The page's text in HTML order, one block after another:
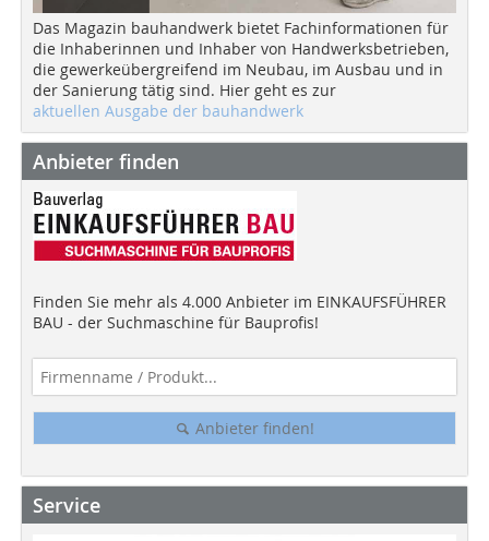
Das Magazin bauhandwerk bietet Fachinformationen für
die Inhaberinnen und Inhaber von Handwerksbetrieben,
die gewerkeübergreifend im Neubau, im Ausbau und in
der Sanierung tätig sind. Hier geht es zur
aktuellen Ausgabe der bauhandwerk
Anbieter finden
Finden Sie mehr als 4.000 Anbieter im EINKAUFSFÜHRER
BAU - der Suchmaschine für Bauprofis!
Anbieter finden!
Service